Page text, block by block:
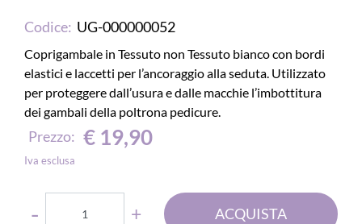
Codice: UG-000000052
Coprigambale in Tessuto non Tessuto bianco con bordi
elastici e laccetti per l’ancoraggio alla seduta. Utilizzato
per proteggere dall’usura e dalle macchie l’imbottitura
dei gambali della poltrona pedicure.
Prezzo: € 19,90
Iva esclusa
Quantità
ACQUISTA